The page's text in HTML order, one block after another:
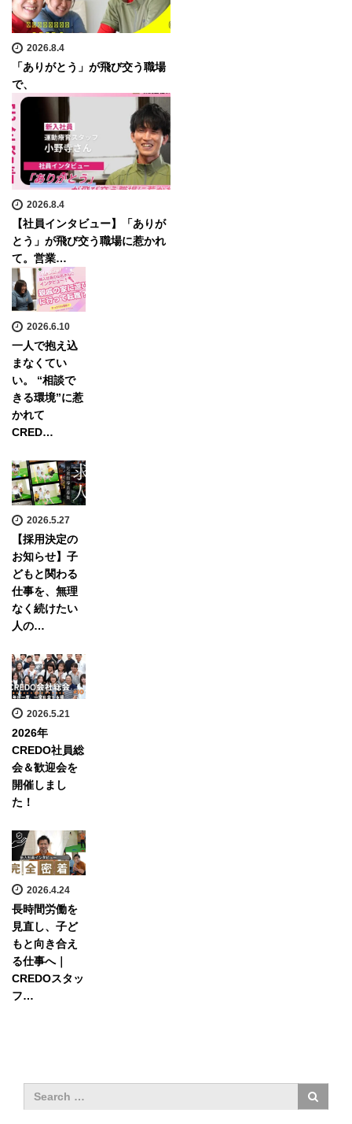
2026.8.4
「ありがとう」が飛び交う職場
で、
2026.8.4
【社員インタビュー】「ありが
とう」が飛び交う職場に惹かれ
て。営業…
2026.6.10
一人で抱え込
まなくてい
い。 “相談で
きる環境”に惹
かれて
CRED…
2026.5.27
【採用決定の
お知らせ】子
どもと関わる
仕事を、無理
なく続けたい
人の…
2026.5.21
2026年
CREDO社員総
会＆歓迎会を
開催しまし
た！
2026.4.24
長時間労働を
見直し、子ど
もと向き合え
る仕事へ｜
CREDOスタッ
フ…